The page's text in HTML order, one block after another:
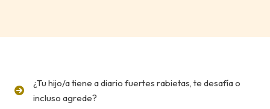
¿Tu hijo/a tiene a diario fuertes rabietas, te desafía o
incluso agrede?